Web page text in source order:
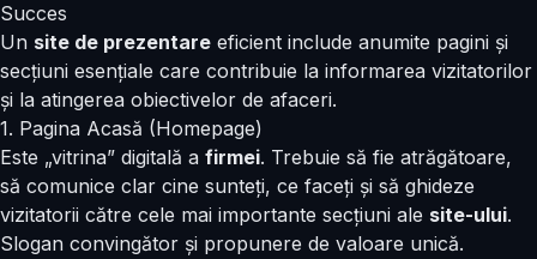
Succes
Un site de prezentare eficient include anumite pagini și
secțiuni esențiale care contribuie la informarea vizitatorilor
și la atingerea obiectivelor de afaceri.
1. Pagina Acasă (Homepage)
Este „vitrina” digitală a firmei. Trebuie să fie atrăgătoare,
să comunice clar cine sunteți, ce faceți și să ghideze
vizitatorii către cele mai importante secțiuni ale site-ului.
Slogan convingător și propunere de valoare unică.